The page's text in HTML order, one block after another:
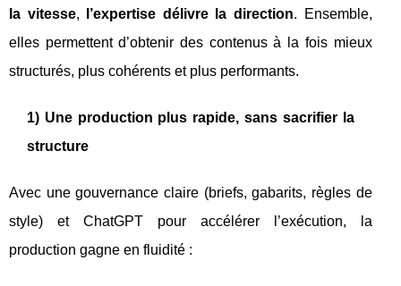
la vitesse, l’expertise délivre la direction. Ensemble,
elles permettent d’obtenir des contenus à la fois mieux
structurés, plus cohérents et plus performants.
1) Une production plus rapide, sans sacrifier la
structure
Avec une gouvernance claire (briefs, gabarits, règles de
style) et ChatGPT pour accélérer l’exécution, la
production gagne en fluidité :